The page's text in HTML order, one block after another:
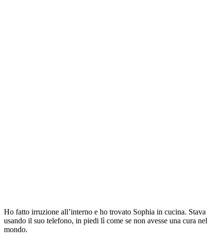
Ho fatto irruzione all’interno e ho trovato Sophia in cucina. Stava
usando il suo telefono, in piedi lì come se non avesse una cura nel
mondo.